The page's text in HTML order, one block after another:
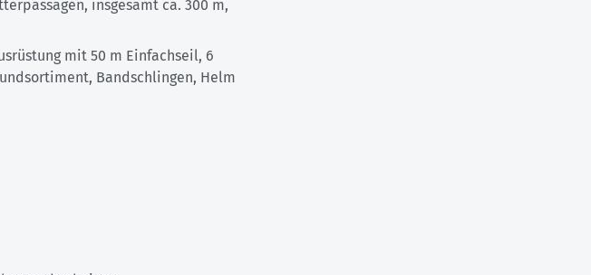
insgesamt ca. 300 m,
mit 50 m Einfachseil, 6
Bandschlingen, Helm